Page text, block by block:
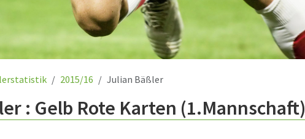
2015/16 Julian Bäßler
: Gelb Rote Karten (1.Mannschaft)